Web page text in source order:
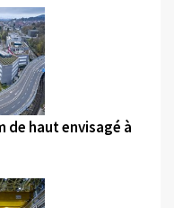
de haut envisagé à